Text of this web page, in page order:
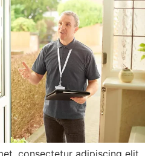
consectetur adipiscing elit,